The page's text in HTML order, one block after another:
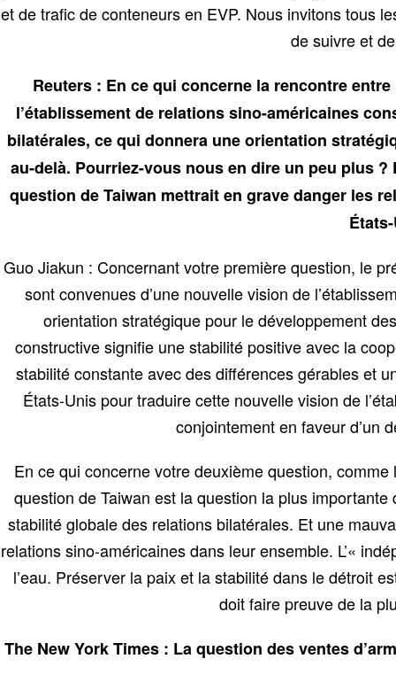
et de trafic de conteneurs en EVP. Nous invitons tous
de suivre et
Reuters : En ce qui concerne la rencontre
l’établissement de relations sino-américaines
bilatérales, ce qui donnera une orientation
au-delà. Pourriez-vous nous en dire un peu plus
question de Taiwan mettrait en grave danger les
Guo Jiakun : Concernant votre première question, le
sont convenues d’une nouvelle vision de
orientation stratégique pour le développement
constructive signifie une stabilité positive avec la
stabilité constante avec des différences gérables et
États-Unis pour traduire cette nouvelle vision de
conjointement en faveur d’un
En ce qui concerne votre deuxième question,
question de Taiwan est la question la plus
stabilité globale des relations bilatérales. Et une
relations sino-américaines dans leur ensemble. L’«
l’eau. Préserver la paix et la stabilité dans le détroit
doit faire preuve de la
The New York Times : La question des ventes